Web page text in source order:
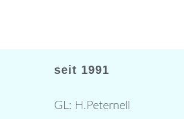
seit 1991
GL: H.Peternell